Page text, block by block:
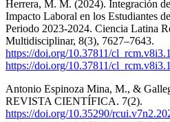
Herrera, M. M. (2024). Integración
Impacto Laboral en los Estudiantes
Periodo 2023-2024. Ciencia Latina
Multidisciplinar, 8(3), 7627–7643.
https://doi.org/10.37811/
https://doi.org/10.37811/
Antonio Espinoza Mina, M., &
REVISTA CIENTÍFICA. 7(2).
https://doi.org/10.35290/